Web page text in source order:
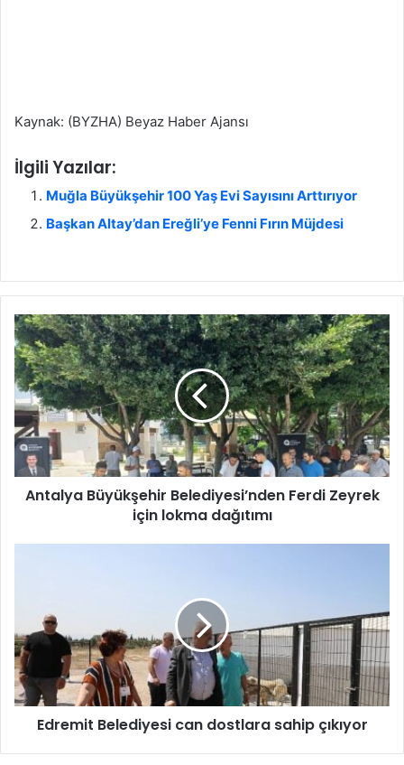
Kaynak: (BYZHA) Beyaz Haber Ajansı
İlgili Yazılar:
Muğla Büyükşehir 100 Yaş Evi Sayısını Arttırıyor
Başkan Altay’dan Ereğli’ye Fenni Fırın Müjdesi
A
n
t
a
l
y
a
ü
B
e
l
e
Antalya Büyükşehir Belediyesi’nden Ferdi Zeyrek
için lokma dağıtımı
i
t
B
e
Edremit Belediyesi can dostlara sahip çıkıyor